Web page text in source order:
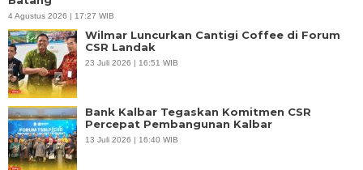
4 Agustus 2026 | 17:27 WIB
Wilmar Luncurkan Cantigi Coffee di Forum
CSR Landak
23 Juli 2026 | 16:51 WIB
Bank Kalbar Tegaskan Komitmen CSR
Percepat Pembangunan Kalbar
13 Juli 2026 | 16:40 WIB